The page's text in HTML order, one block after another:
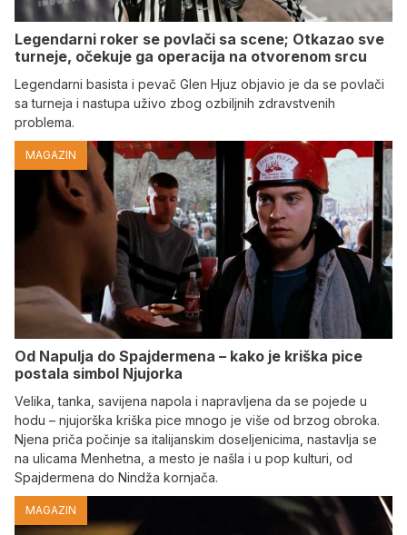
Legendarni roker se povlači sa scene; Otkazao sve
turneje, očekuje ga operacija na otvorenom srcu
Legendarni basista i pevač Glen Hjuz objavio je da se povlači
sa turneja i nastupa uživo zbog ozbiljnih zdravstvenih
problema.
MAGAZIN
Od Napulja do Spajdermena – kako je kriška pice
postala simbol Njujorka
Velika, tanka, savijena napola i napravljena da se pojede u
hodu – njujorška kriška pice mnogo je više od brzog obroka.
Njena priča počinje sa italijanskim doseljenicima, nastavlja se
na ulicama Menhetna, a mesto je našla i u pop kulturi, od
Spajdermena do Nindža kornjača.
MAGAZIN